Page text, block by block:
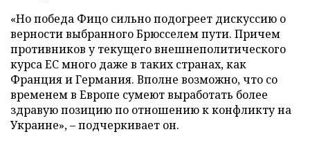
«Но победа Фицо сильно подогреет дискуссию о
верности выбранного Брюсселем пути. Причем
противников у текущего внешнеполитического
курса ЕС много даже в таких странах, как
Франция и Германия. Вполне возможно, что со
временем в Европе сумеют выработать более
здравую позицию по отношению к конфликту на
Украине», – подчеркивает он.